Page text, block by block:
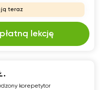
teraz
lekcję
korepetytor